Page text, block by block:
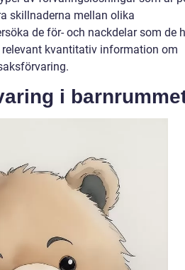
skillnaderna mellan olika
de för- och nackdelar som de
kvantitativ information om
i